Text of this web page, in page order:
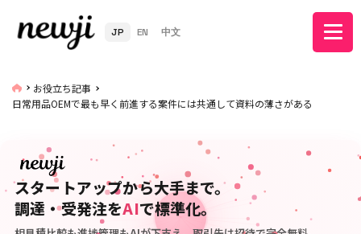
JP EN 中文
お役立ち記事
日常用品OEMで最も早く前進する案件には共通して資料の薄さがある
スタートアップから大手まで。
調達・受発注をAIで標準化。